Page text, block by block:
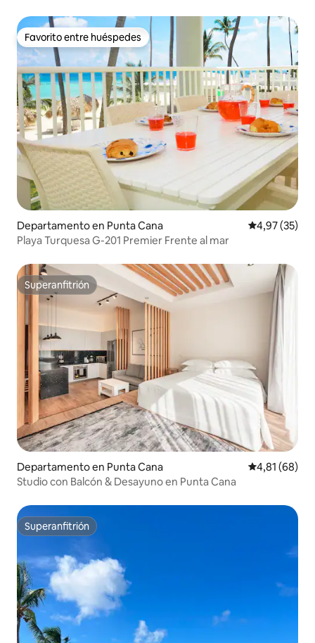
Favorito entre huéspedes
Favorito entre huéspedes
Departamento en Punta Cana Calificación
4,97 (35)
Playa Turquesa G-201 Premier Frente al mar
Superanfitrión
Superanfitrión
Departamento en Punta Cana Calificación
4,81 (68)
Studio con Balcón & Desayuno en Punta Cana
Superanfitrión
Superanfitrión